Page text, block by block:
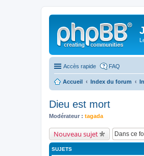
Accès rapide FAQ
Accueil Index du forum
Dieu est mort
Modérateur : tagada
Nouveau sujet
SUJETS